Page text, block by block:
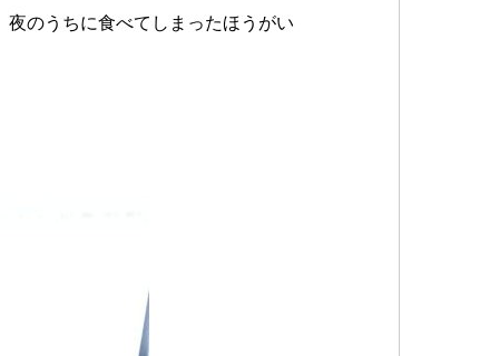
のうちに食べてしまったほうがい